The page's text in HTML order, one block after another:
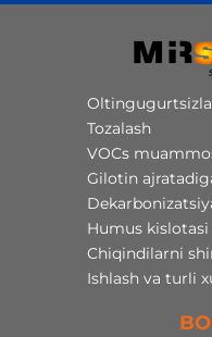
Tozalash
VOCs
Gilotin
Humus
Chiqindilarni
Ishlash va turli